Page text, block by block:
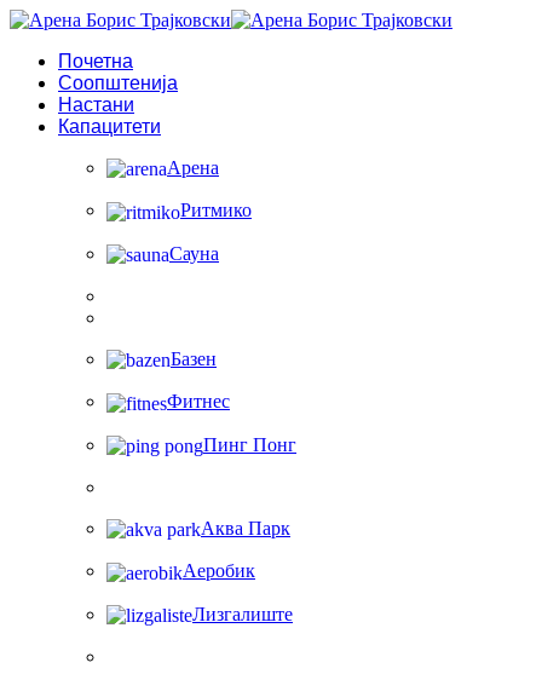
Почетна
Соопштенија
Настани
Капацитети
Арена
Ритмико
Сауна
Базен
Фитнес
Пинг Понг
Аква Парк
Аеробик
Лизгалиште